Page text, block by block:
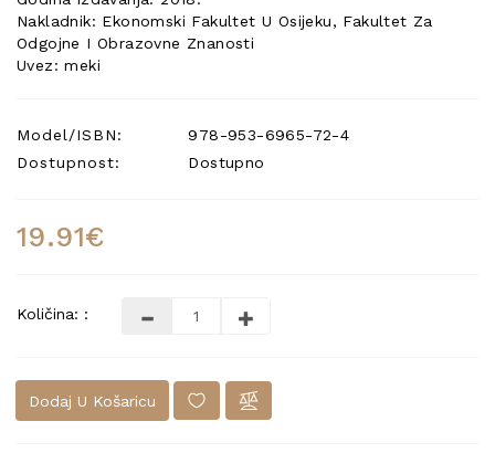
Nakladnik: Ekonomski Fakultet U Osijeku, Fakultet Za
Odgojne I Obrazovne Znanosti
Uvez: meki
Model/ISBN:
978-953-6965-72-4
Dostupnost:
Dostupno
19.91€
Količina: :
Dodaj U Košaricu